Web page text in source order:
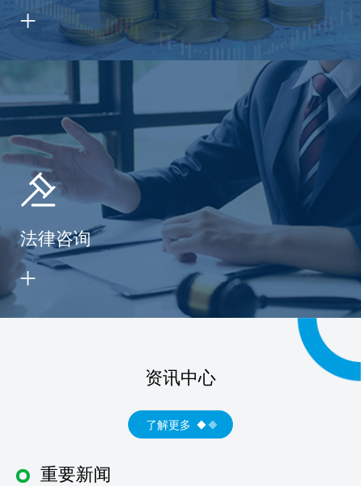
法律咨询
资讯中心
了解更多
重要新闻